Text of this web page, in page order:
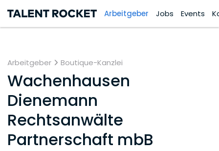
Arbeitgeber Jobs Events
Arbeitgeber Boutique-Kanzlei
Wachenhausen
Dienemann
Rechtsanwälte
Partnerschaft mbB